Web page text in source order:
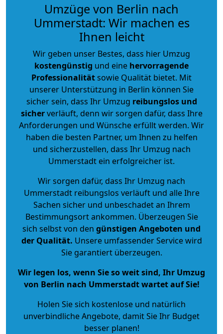
Umzüge von Berlin nach
Ummerstadt: Wir machen es
Ihnen leicht
Wir geben unser Bestes, dass hier Umzug
kostengünstig und eine hervorragende
Professionalitätsowie Qualität bietet. Mit
unserer Unterstützung in Berlin können Sie
sicher sein, dass Ihr Umzug reibungslos und
sicherverläuft, denn wir sorgen dafür, dass Ihre
Anforderungen und Wünsche erfüllt werden. Wir
haben die besten Partner, um Ihnen zu helfen
und sicherzustellen, dass Ihr Umzug nach
Ummerstadt ein erfolgreicher ist.
Wir sorgen dafür, dass Ihr Umzug nach
Ummerstadt reibungslos verläuft und alle Ihre
Sachen sicher und unbeschadet an Ihrem
Bestimmungsort ankommen. Überzeugen Sie
sich selbst von den günstigen Angeboten und
der Qualität. Unsere umfassender Service wird
Sie garantiert überzeugen.
Wir legen los, wenn Sie so weit sind, Ihr Umzug
von Berlin nach Ummerstadt wartet auf Sie!
Holen Sie sich kostenlose und natürlich
unverbindliche Angebote, damit Sie Ihr Budget
besser planen!